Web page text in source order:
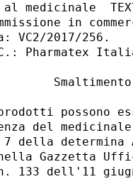
medicinale
in
VC2/2017/256.
Pharmatex
possono
del
della determina
Gazzetta
133 dell'11